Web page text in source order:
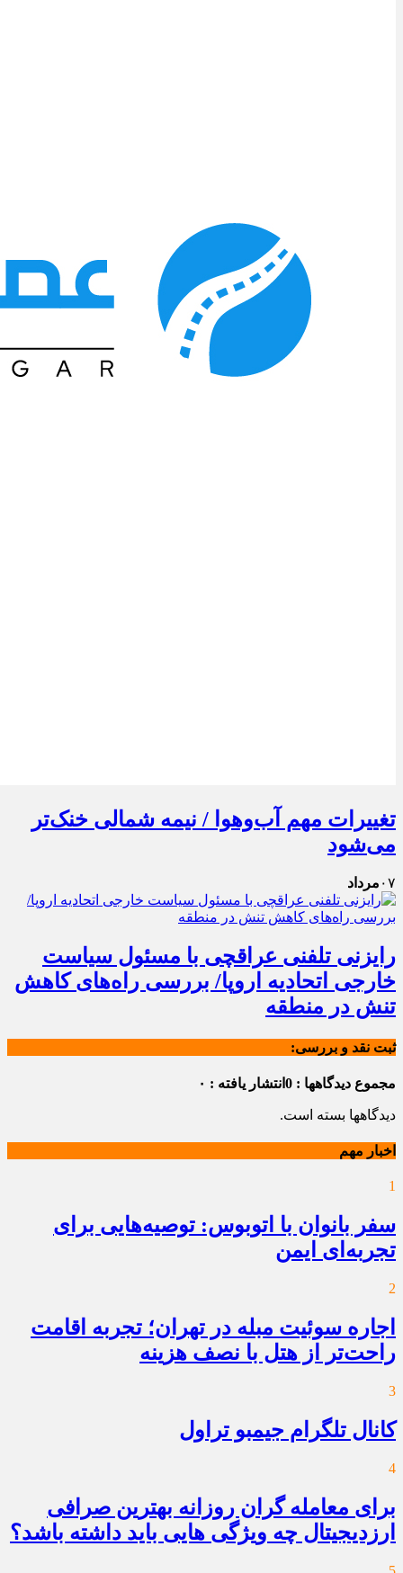
تغییرات مهم آب‌وهوا / نیمه شمالی خنک‌تر
می‌شود
۰۷ مرداد
رایزنی تلفنی عراقچی با مسئول سیاست
خارجی اتحادیه اروپا/ بررسی راه‌های کاهش
تنش در منطقه
ثبت نقد و بررسی:
مجموع دیدگاهها : 0 انتشار یافته : ۰
دیدگاهها بسته است.
اخبار مهم
1
سفر بانوان با اتوبوس: توصیه‌هایی برای
تجربه‌ای ایمن
2
اجاره سوئیت مبله در تهران؛ تجربه اقامت
راحت‌تر از هتل با نصف هزینه
3
کانال تلگرام جیمبو تراول
4
برای معامله گران روزانه بهترین صرافی
ارزدیجیتال چه ویژگی هایی باید داشته باشد؟